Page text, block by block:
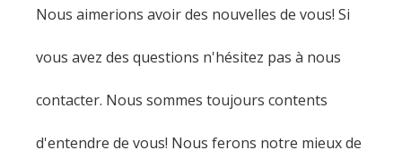
Nous aimerions avoir des nouvelles de vous! Si
vous avez des questions n'hésitez pas à nous
contacter. Nous sommes toujours contents
d'entendre de vous! Nous ferons notre mieux de